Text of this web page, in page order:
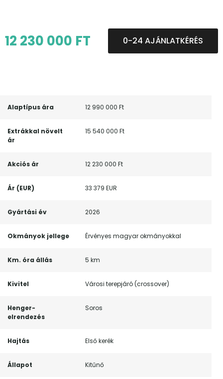
12 230 000 FT 0-24 AJÁNLATKÉRÉS
Alaptípus ára 12 990 000 Ft
Extrákkal növelt
ár
15 540 000 Ft
Akciós ár 12 230 000 Ft
Ár (EUR) 33 379 EUR
Gyártási év 2026
Okmányok jellege Érvényes magyar okmányokkal
Km. óra állás 5 km
Kivitel Városi terepjáró (crossover)
Henger-
elrendezés
Soros
Hajtás Első kerék
Állapot Kitűnő